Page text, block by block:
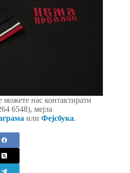
можете нас контактирати
6548), мејла
или Фејсбука.